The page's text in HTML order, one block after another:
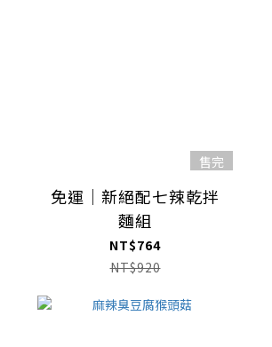
售完
免運｜新絕配七辣乾拌
麵組
NT$764
NT$920